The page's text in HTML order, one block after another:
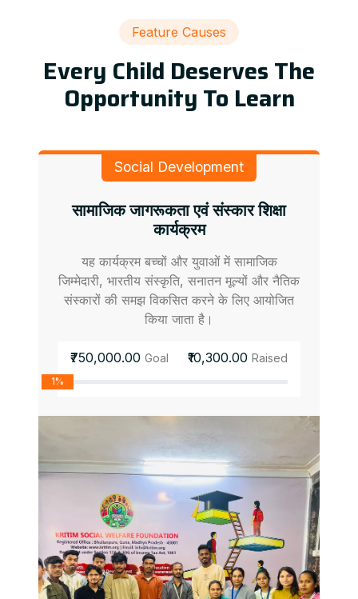
Feature Causes
Every Child Deserves The
Opportunity To Learn
Social Development
सामाजिक जागरूकता एवं संस्कार शिक्षा
कार्यक्रम
यह कार्यक्रम बच्चों और युवाओं में सामाजिक
जिम्मेदारी, भारतीय संस्कृति, सनातन मूल्यों और नैतिक
संस्कारों की समझ विकसित करने के लिए आयोजित
किया जाता है।
₹750,000.00 Goal ₹10,300.00 Raised
1%